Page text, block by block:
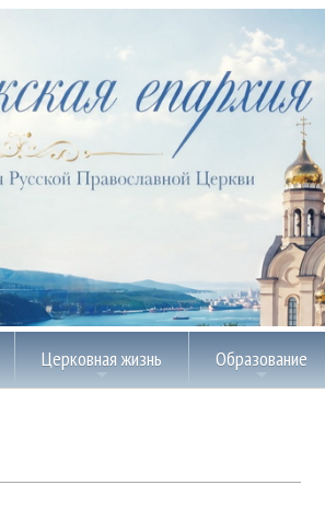
Церковная жизнь Образование